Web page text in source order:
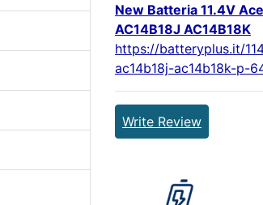
New Batteria 11.4V
AC14B18J AC14B18K
https://batteryplus.it/
ac14b18j-ac14b18k-p-
Write Review